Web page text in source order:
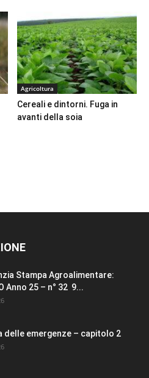
Agricoltura
Cereali e dintorni. Fuga in
avanti della soia
Stampa Agroalimentare:
Anno 25 – n° 32 9...
delle emergenze – capitolo 2